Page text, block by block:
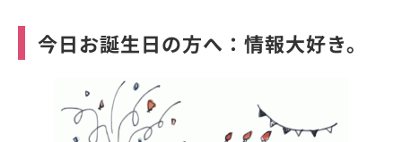
今日お誕生日の方へ：情報大好き。